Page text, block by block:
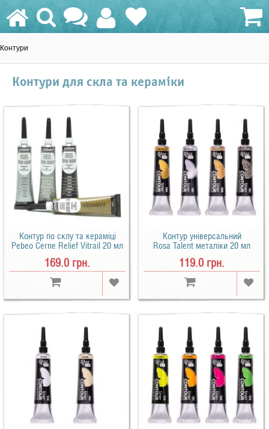
Контури
Контури для скла та кераміки
Контур по склу та кераміці
Pebeo Cerne Relief Vitrail 20 мл
169.0 грн.
Контур універсальний
Rosa Talent металіки 20 мл
119.0 грн.